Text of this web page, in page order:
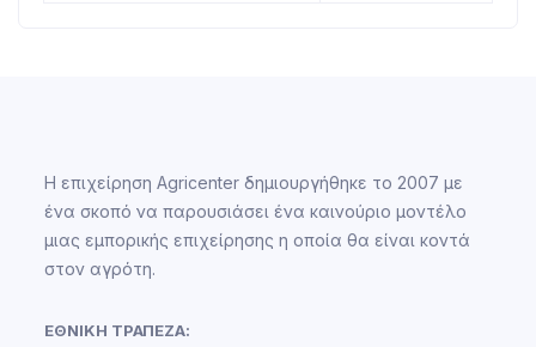
Η επιχείρηση Agricenter δημιουργήθηκε το 2007 με
ένα σκοπό να παρουσιάσει ένα καινούριο μοντέλο
μιας εμπορικής επιχείρησης η οποία θα είναι κοντά
στον αγρότη.
ΕΘΝΙΚΗ ΤΡΑΠΕΖΑ: